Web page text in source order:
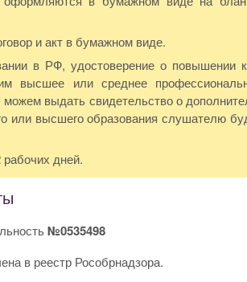
и акт в бумажном виде.
в РФ, удостоверение о повышении
высшее или среднее
выдать свидетельство о
или высшего образования слушателю
дней.
№0535498
в реестр Рособрнадзора.